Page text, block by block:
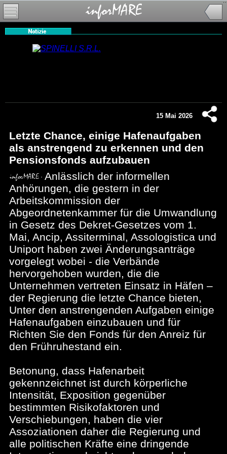
15 Mai 2026
Letzte Chance, einige Hafenaufgaben
als anstrengend zu erkennen und den
Pensionsfonds aufzubauen
Anlässlich der informellen
Anhörungen, die gestern in der
Arbeitskommission der
Abgeordnetenkammer für die Umwandlung
in Gesetz des Dekret-Gesetzes vom 1.
Mai, Ancip, Assiterminal, Assologistica und
Uniport haben zwei Änderungsanträge
vorgelegt wobei - die Verbände
hervorgehoben wurden, die die
Unternehmen vertreten Einsatz in Häfen –
der Regierung die letzte Chance bieten,
Unter den anstrengenden Aufgaben einige
Hafenaufgaben einzubauen und für
Richten Sie den Fonds für den Anreiz für
den Frühruhestand ein.
Betonung, dass Hafenarbeit
gekennzeichnet ist durch körperliche
Intensität, Exposition gegenüber
bestimmten Risikofaktoren und
Verschiebungen, haben die vier
Assoziationen daher die Regierung und
alle politischen Kräfte eine dringende